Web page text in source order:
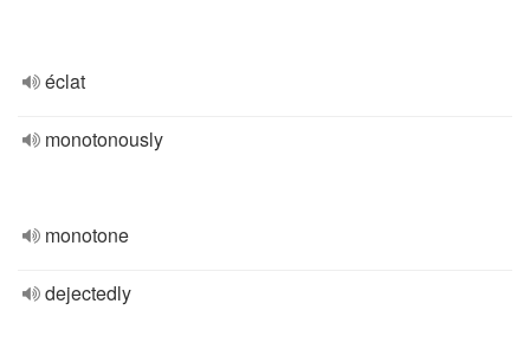
éclat
monotonously
monotone
dejectedly